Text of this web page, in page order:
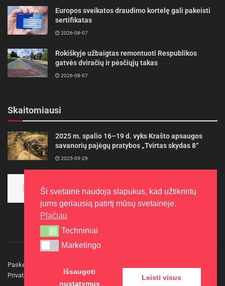
Europos sveikatos draudimo kortelę gali pakeisti
sertifikatas
2026-08-07
Rokiškyje užbaigtas remontuoti Respublikos
gatvės dviračių ir pėsčiųjų takas
2026-08-07
Skaitomiausi
2025 m. spalio 16–19 d. vyks Krašto apsaugos
savanorių pajėgų pratybos „Tvirtas skydas 8“
2025-09-29
aukso
2015-10-30
Paskelbkite naujieną
Privatumo politika
Kontaktai
Ši svetainė naudoja slapukus, kad užtikrintų
jums geriausią patirtį mūsų svetainėje.
Plačiau
Techniniai
Techniniai
Marketingo
Marketingo
Išsaugoti
nustatymus
Leisti visus